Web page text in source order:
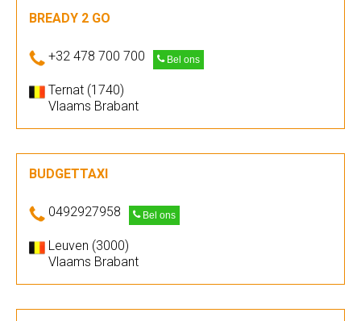
BREADY 2 GO
+32 478 700 700 Bel ons
Ternat (1740)
Vlaams Brabant
BUDGETTAXI
0492927958 Bel ons
Leuven (3000)
Vlaams Brabant